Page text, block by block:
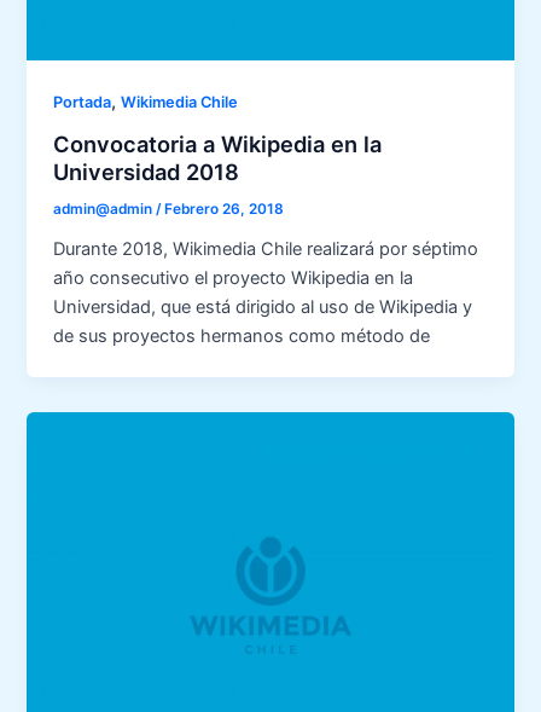
Portada,Wikimedia Chile
Convocatoria a Wikipedia en la
Universidad 2018
admin@admin/ Febrero 26, 2018
Durante 2018, Wikimedia Chile realizará por séptimo
año consecutivo el proyecto Wikipedia en la
Universidad, que está dirigido al uso de Wikipedia y
de sus proyectos hermanos como método de